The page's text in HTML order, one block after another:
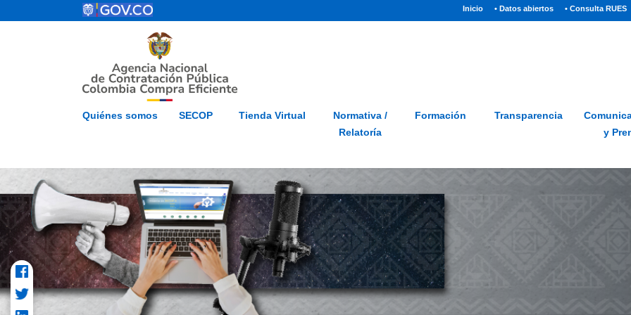
Pasar al contenido principal Inicio(current)
• Datos abiertos • Consulta RUES
Inicio Mapa del Sitio Glosario PQRSD Preguntas frecuentes
Quiénes somos SECOP Tienda Virtual
Normativa /
Relatoría
Formación Transparencia
y